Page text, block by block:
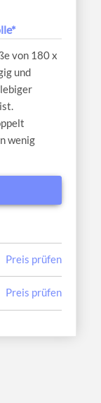
von 180 x
und
wenig
Preis prüfen
Preis prüfen